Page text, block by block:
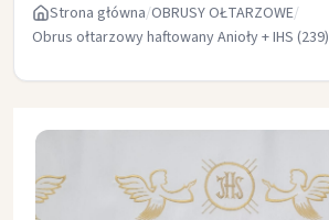
Strona główna/OBRUSY OŁTARZOWE/
Obrus ołtarzowy haftowany Anioły + IHS (239)